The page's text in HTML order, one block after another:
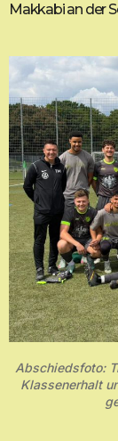
Makkabi an der
Abschiedsfoto:
Klassenerhalt